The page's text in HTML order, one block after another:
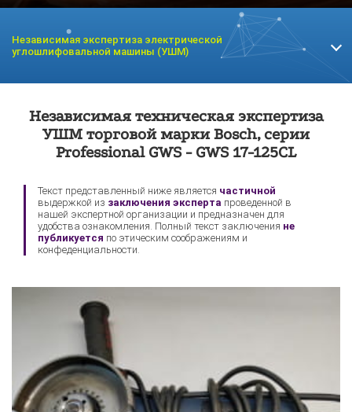
Независимая экспертиза электрической
углошлифовальной машины (УШМ)
Sony
Независимая техническая экспертиза
УШМ торговой марки Bosch, серии
Professional GWS - GWS 17-125CL
Текст представленный ниже является частичной
выдержкой из заключения эксперта проведенной в
нашей экспертной организации и предназначен для
удобства ознакомления. Полный текст заключения не
публикуется по этическим соображениям и
конфеденциальности.